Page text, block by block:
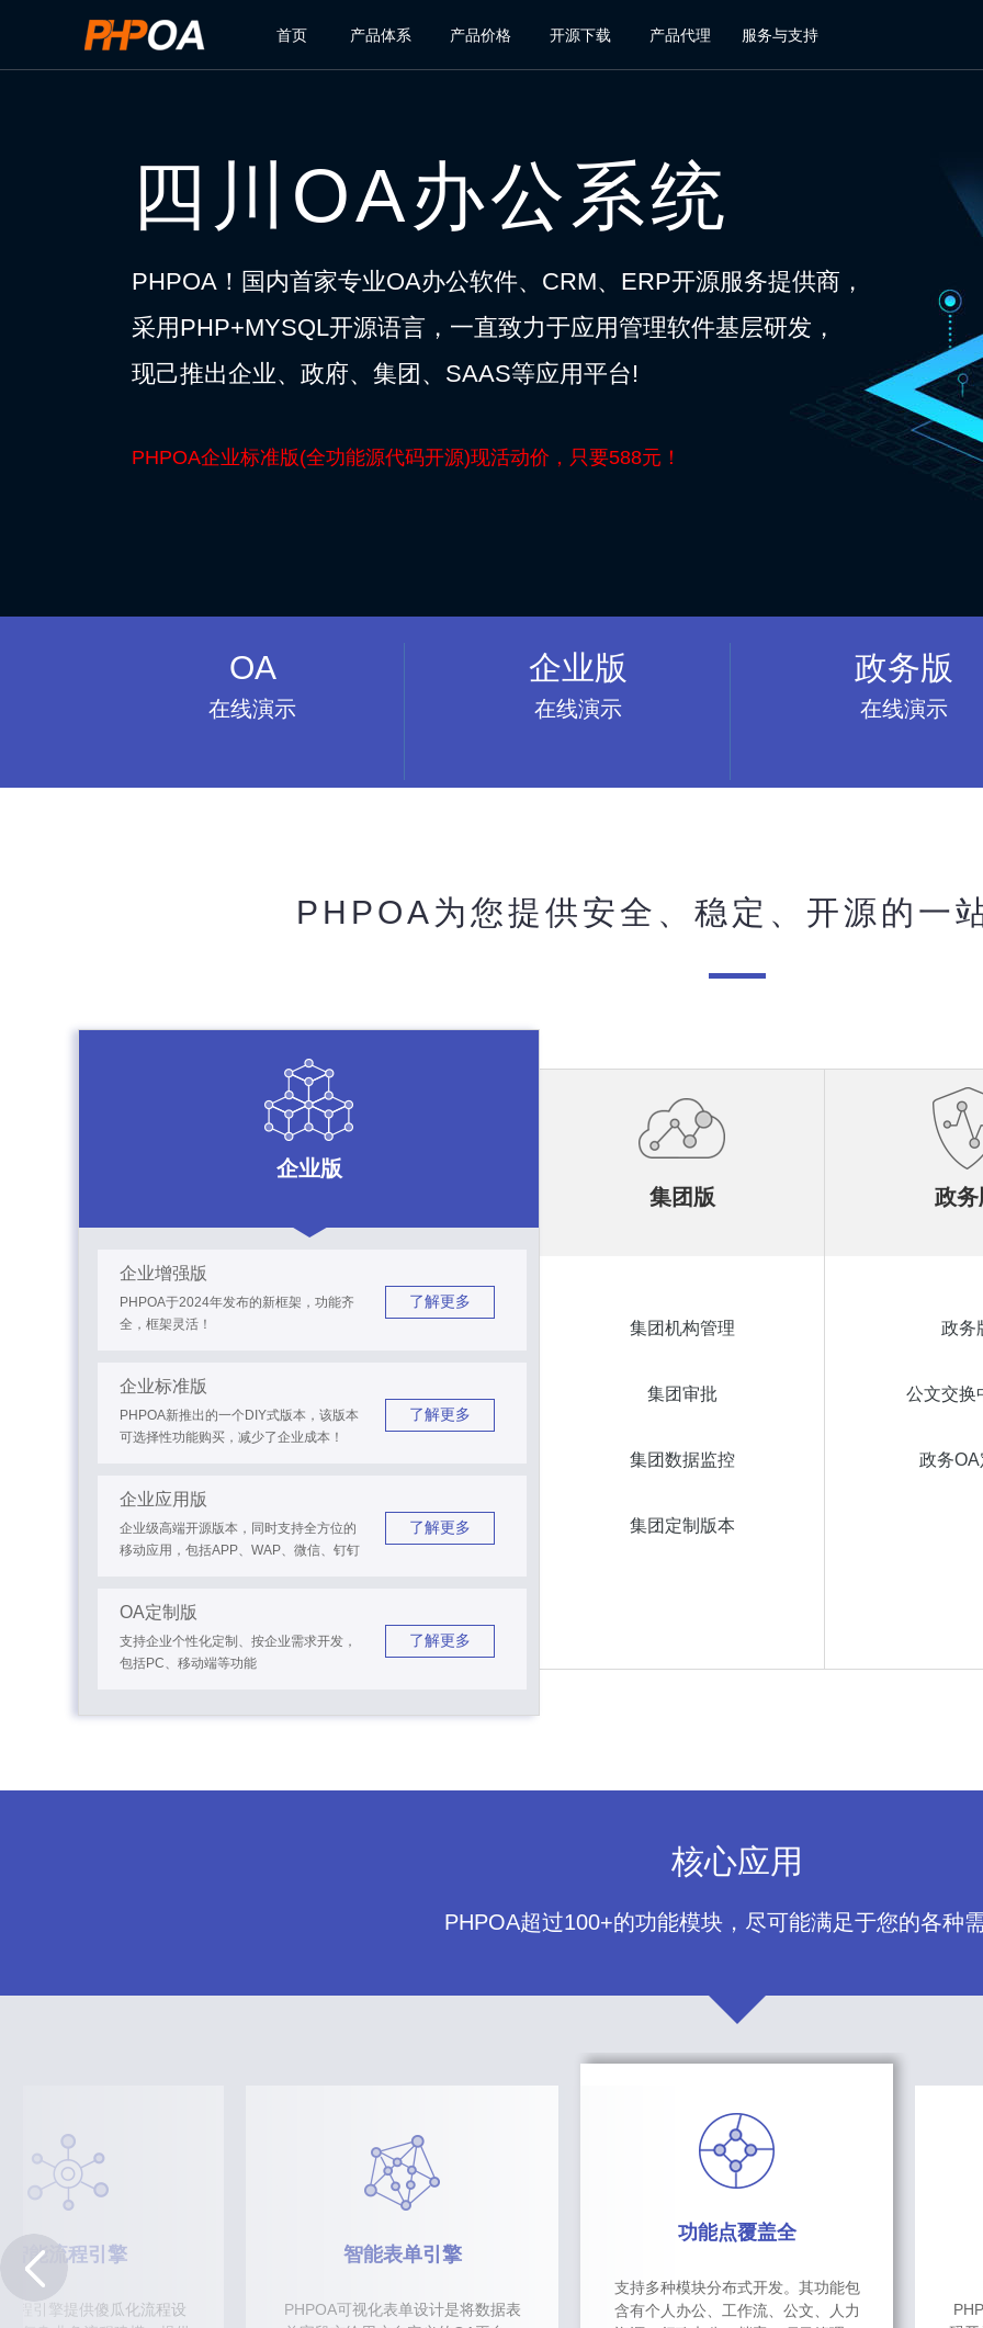
首页 产品体系 产品价格 开源下载 产品代理 服务与支持
四川OA办公系统
PHPOA！国内首家专业OA办公软件、CRM、ERP开源服务提供商，
采用PHP+MYSQL开源语言，一直致力于应用管理软件基层研发，
现己推出企业、政府、集团、SAAS等应用平台!
PHPOA企业标准版(全功能源代码开源)现活动价，只要588元！
OA
在线演示
企业版
在线演示
政务版
在线演示
PHPOA为您提供安全、稳定、开源的一
企业版
企业增强版
PHPOA于2024年发布的新框架，功能齐
全，框架灵活！
了解更多
企业标准版
PHPOA新推出的一个DIY式版本，该版本
可选择性功能购买，减少了企业成本！
了解更多
企业应用版
企业级高端开源版本，同时支持全方位的
移动应用，包括APP、WAP、微信、钉钉
了解更多
OA定制版
支持企业个性化定制、按企业需求开发，
包括PC、移动端等功能
了解更多
集团版
集团机构管理
集团审批
集团数据监控
集团定制版本
政务
政务
公文交换
政务OA
核心应用
PHPOA超过100+的功能模块，尽可能满足于您的各种需
智能流程引擎
程引擎提供傻瓜化流程设
智能表单引擎
PHPOA可视化表单设计是将数据表
功能点覆盖全
支持多种模块分布式开发。其功能包
含有个人办公、工作流、公文、人力